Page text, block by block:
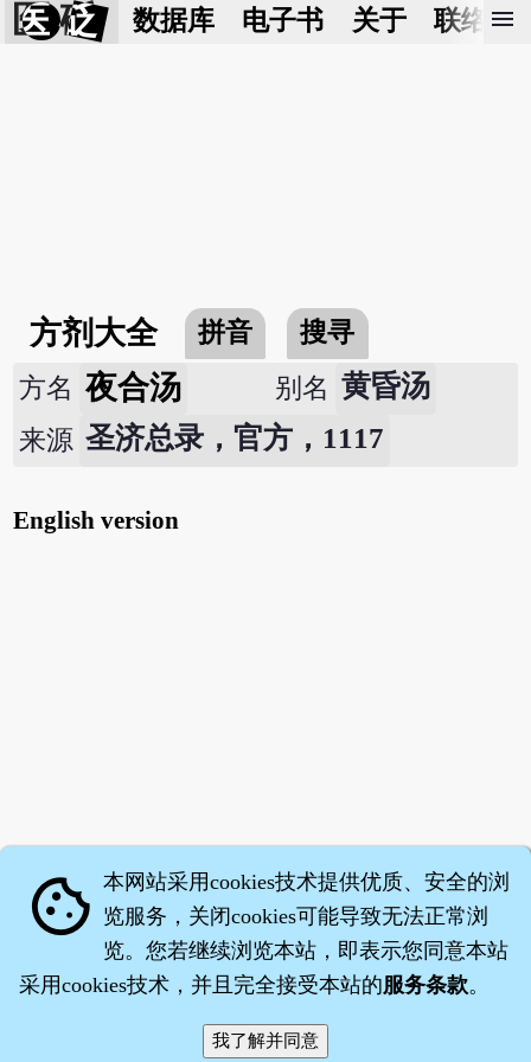
医 砭 数据库 电子书 关于 联络我
menu
方剂大全 拼音
搜寻
方名 夜合汤 别名 黄昏汤
来源 圣济总录，官方，1117
English version
·沈药子©2008～2026
cookie 本网站采用cookies技术提供优质、安全的浏
览服务，关闭cookies可能导致无法正常浏
览。您若继续浏览本站，即表示您同意本站
采用cookies技术，并且完全接受本站的服务条款。